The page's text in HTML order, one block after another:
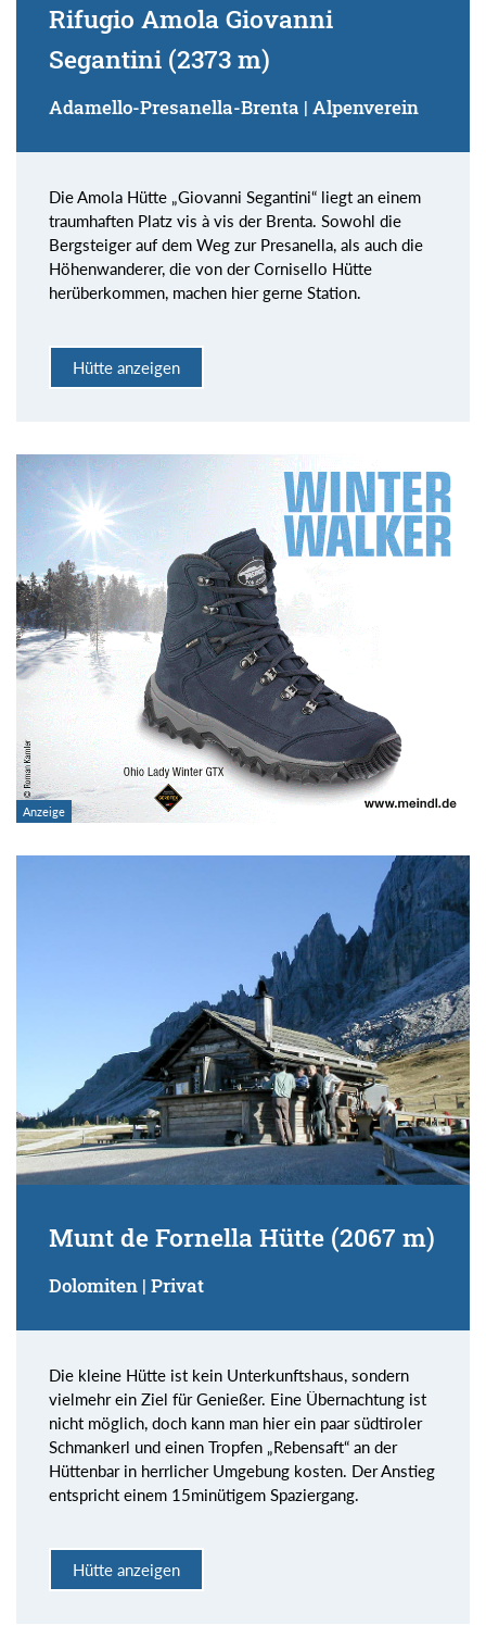
Rifugio Amola Giovanni
Segantini (2373 m)
Adamello-Presanella-Brenta | Alpenverein
Die Amola Hütte „Giovanni Segantini“ liegt an einem
traumhaften Platz vis à vis der Brenta. Sowohl die
Bergsteiger auf dem Weg zur Presanella, als auch die
Höhenwanderer, die von der Cornisello Hütte
herüberkommen, machen hier gerne Station.
Hütte anzeigen
Munt de Fornella Hütte (2067 m)
Dolomiten | Privat
Die kleine Hütte ist kein Unterkunftshaus, sondern
vielmehr ein Ziel für Genießer. Eine Übernachtung ist
nicht möglich, doch kann man hier ein paar südtiroler
Schmankerl und einen Tropfen „Rebensaft“ an der
Hüttenbar in herrlicher Umgebung kosten. Der Anstieg
entspricht einem 15minütigem Spaziergang.
Hütte anzeigen